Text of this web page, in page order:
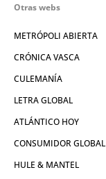
Otras webs
METRÓPOLI ABIERTA
CRÓNICA VASCA
CULEMANÍA
LETRA GLOBAL
ATLÁNTICO HOY
CONSUMIDOR GLOBAL
HULE & MANTEL